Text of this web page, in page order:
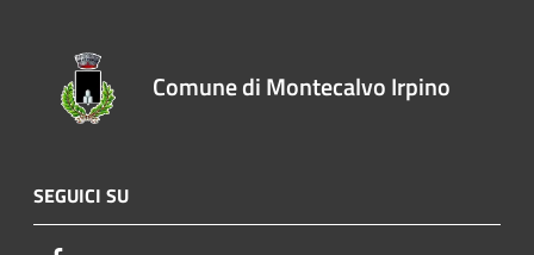
Comune di Montecalvo Irpino
SEGUICI SU